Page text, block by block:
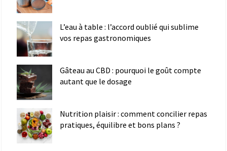
L’eau à table : l’accord oublié qui sublime
vos repas gastronomiques
Gâteau au CBD : pourquoi le goût compte
autant que le dosage
Nutrition plaisir : comment concilier repas
pratiques, équilibre et bons plans ?